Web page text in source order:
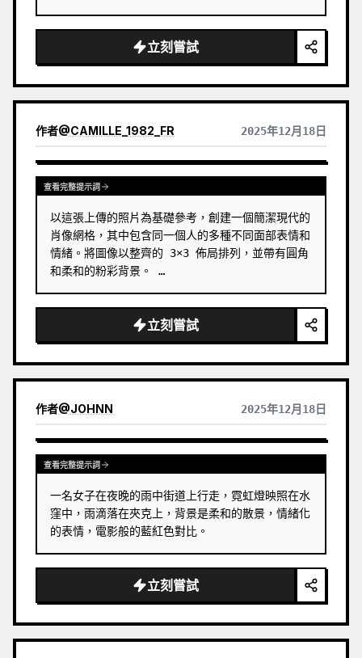
立刻嘗試
作者@CAMILLE_1982_FR 2025年12月18日
查看完整提示詞
以這張上傳的照片為基礎參考，創建一個簡潔現代的
肖像網格，其中包含同一個人的多種不同面部表情和
情緒。將圖像以整齊的 3×3 佈局排列，並帶有圓角
和柔和的粉彩背景。 …
立刻嘗試
作者@JOHNN 2025年12月18日
查看完整提示詞
一名女子在夜晚的雨中街道上行走，霓虹燈映照在水
窪中，雨滴落在夾克上，背景是柔和的散景，情緒化
的表情，電影般的藍紅色對比。
立刻嘗試